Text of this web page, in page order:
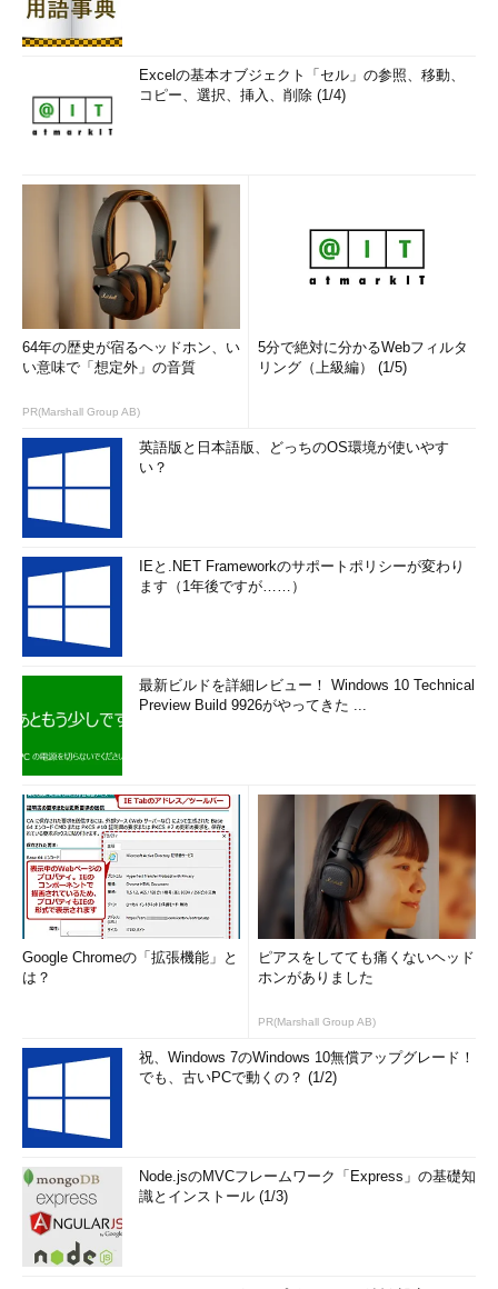
Excelの基本オブジェクト「セル」の参照、移動、
コピー、選択、挿入、削除 (1/4)
64年の歴史が宿るヘッドホン、い
い意味で「想定外」の音質
PR(Marshall Group AB)
5分で絶対に分かるWebフィルタ
リング（上級編） (1/5)
英語版と日本語版、どっちのOS環境が使いやす
い？
IEと.NET Frameworkのサポートポリシーが変わり
ます（1年後ですが……）
最新ビルドを詳細レビュー！ Windows 10 Technical
Preview Build 9926がやってきた ...
Google Chromeの「拡張機能」と
は？
ピアスをしてても痛くないヘッド
ホンがありました
PR(Marshall Group AB)
祝、Windows 7のWindows 10無償アップグレード！
でも、古いPCで動くの？ (1/2)
Node.jsのMVCフレームワーク「Express」の基礎知
識とインストール (1/3)